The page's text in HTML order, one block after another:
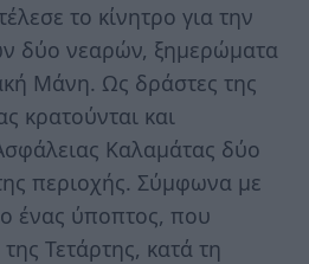
το κίνητρο για την
δύο νεαρών, ξημερώματα
Μάνη. Ως δράστες της
κρατούνται και
Καλαμάτας δύο
περιοχής. Σύμφωνα με
ένας ύποπτος, που
Τετάρτης, κατά τη